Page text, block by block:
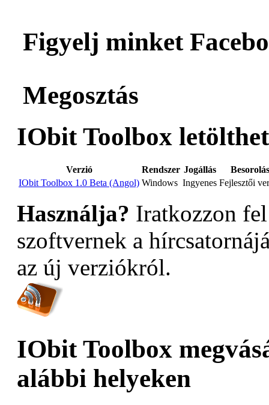
Figyelj minket
Megosztás
IObit Toolbox
Verzió Rendszer Jogállás
Besorolás
IObit Toolbox 1.0 Beta (Angol) Windows Ingyenes Fejlesztői
Használja? Iratkozzon
szoftvernek a
az új verziókról.
IObit Toolbox
alábbi helyeken